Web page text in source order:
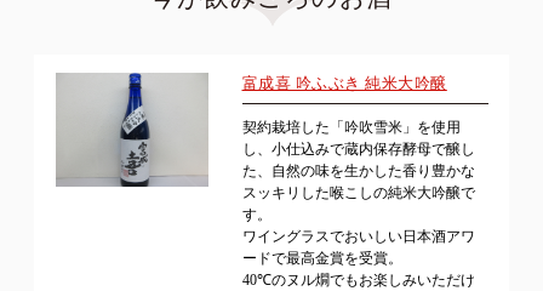
富成喜 吟ふぶき 純米大吟醸
契約栽培した「吟吹雪米」を使用
し、小仕込みで蔵内保存酵母で醸し
た、自然の味を生かした香り豊かな
スッキリした喉こしの純米大吟醸で
す。
ワイングラスでおいしい日本酒アワ
ードで最高金賞を受賞。
40℃のヌル燗でもお楽しみいただけ